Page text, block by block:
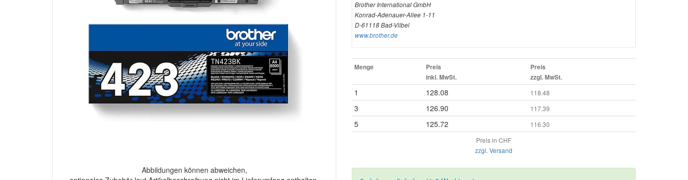
Abbildungen können abweichen,
Brother International GmbH
Konrad-Adenauer-Allee 1-11
D-61118 Bad-Vilbel
www.brother.de
Menge
Preis
inkl. MwSt.
Preis
zzgl. MwSt.
1 128.08 118.48
3 126.90 117.39
5 125.72
116.30
Preis in CHF
zzgl. Versand